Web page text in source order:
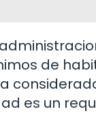
de
es un